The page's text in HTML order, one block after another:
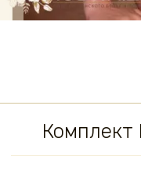
Комплект